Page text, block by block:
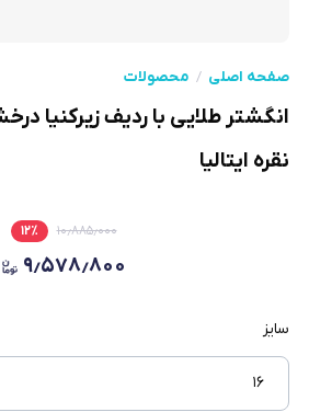
صفحه اصلی محصولات
انگشتر طلایی با ردیف زیرکنیا
نقره ایتالیا
۱۰٫۸۸۵٫۰۰۰ ۱۲٪
۹٫۵۷۸٫۸۰۰
سایز
۱۶